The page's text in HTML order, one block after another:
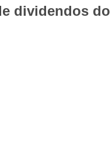
dividendos do